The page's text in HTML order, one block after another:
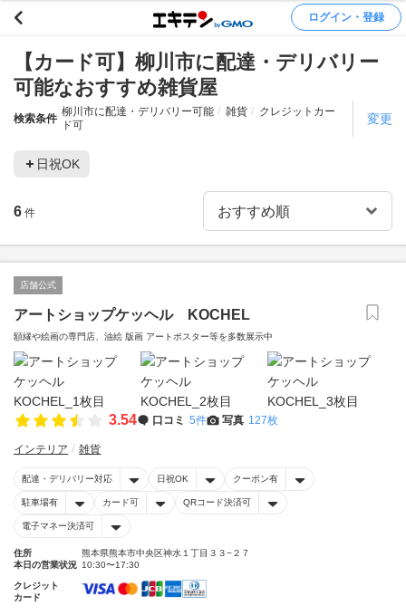
ログイン・登録
【カード可】柳川市に配達・デリバリー
可能なおすすめ雑貨屋
検索条件
柳川市に配達・デリバリー可能 雑貨
クレジットカー
ド可
変更
日祝OK
6 件
店舗公式
アートショップケッヘル KOCHEL
額縁や絵画の専門店、油絵 版画 アートポスター等を多数展示中
3.54 口コミ 5件 写真 127枚
インテリア 雑貨
配達・デリバリー対応 日祝OK クーポン有
駐車場有 カード可 QRコード決済可
電子マネー決済可
住所
熊本県熊本市中央区神水１丁目３３−２７
本日の営業状況 10:30〜17:30
クレジット
カード